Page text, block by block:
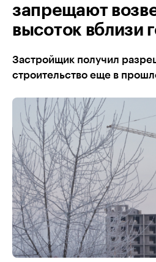
запрещают
высоток вблизи
Застройщик получил
строительство еще в